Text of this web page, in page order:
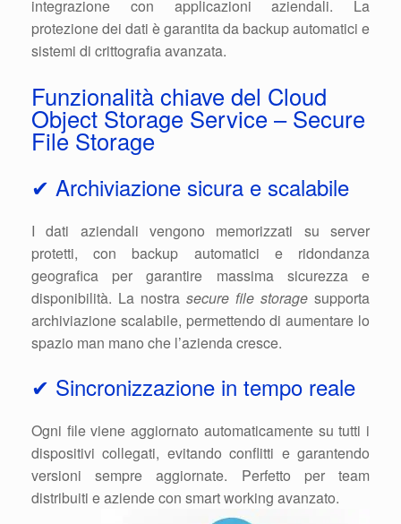
integrazione con applicazioni aziendali. La
protezione dei dati è garantita da backup automatici e
sistemi di crittografia avanzata.
Funzionalità chiave del Cloud
Object Storage Service – Secure
File Storage
✔ Archiviazione sicura e scalabile
I dati aziendali vengono memorizzati su server
protetti, con backup automatici e ridondanza
geografica per garantire massima sicurezza e
disponibilità. La nostra secure file storage supporta
archiviazione scalabile, permettendo di aumentare lo
spazio man mano che l’azienda cresce.
✔ Sincronizzazione in tempo reale
Ogni file viene aggiornato automaticamente su tutti i
dispositivi collegati, evitando conflitti e garantendo
versioni sempre aggiornate. Perfetto per team
distribuiti e aziende con smart working avanzato.